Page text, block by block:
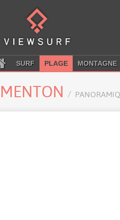
SURF PLAGE MONTAGNE
MENTON